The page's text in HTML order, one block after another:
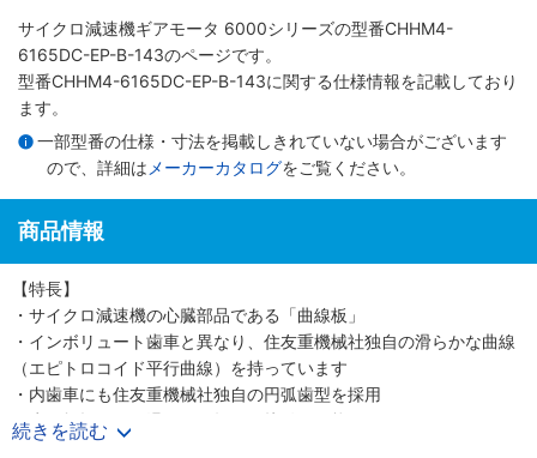
サイクロ減速機ギアモータ 6000シリーズの型番CHHM4-
6165DC-EP-B-143のページです。
型番CHHM4-6165DC-EP-B-143に関する仕様情報を記載しており
ます。
一部型番の仕様・寸法を掲載しきれていない場合がございます
ので、詳細は メーカーカタログをご覧ください。
商品情報
【特長】
・サイクロ減速機の心臓部品である「曲線板」
・インボリュート歯車と異なり、住友重機械社独自の滑らかな曲線
（エピトロコイド平行曲線）を持っています
・内歯車にも住友重機械社独自の円弧歯型を採用
・歯の折損がない滑らかな転がり接触を可能にしました
・少ない減速段数で高い減速比を得ること、つまり高効率と高減速
続きを読む